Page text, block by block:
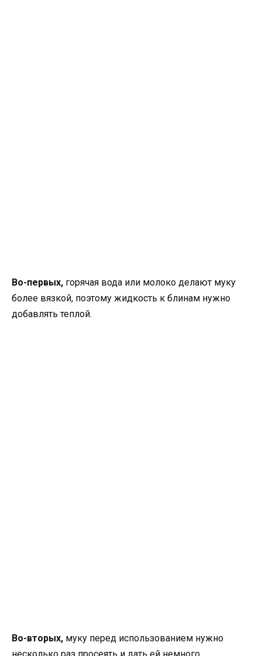
Во-первых, горячая вода или молоко делают муку
более вязкой, поэтому жидкость к блинам нужно
добавлять теплой.
Во-вторых, муку перед использованием нужно